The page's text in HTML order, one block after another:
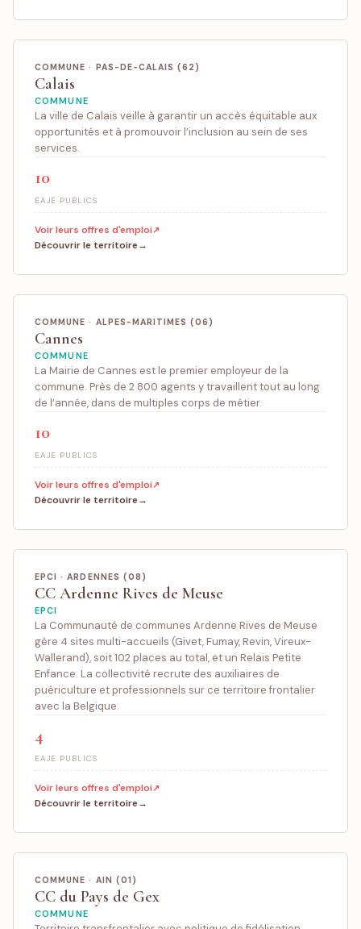
COMMUNE · PAS-DE-CALAIS (62)
Calais
COMMUNE
La ville de Calais veille à garantir un accès équitable aux
opportunités et à promouvoir l’inclusion au sein de ses
services.
10
EAJE PUBLICS
Voir leurs offres d'emploi
Découvrir le territoire
COMMUNE · ALPES-MARITIMES (06)
Cannes
COMMUNE
La Mairie de Cannes est le premier employeur de la
commune. Près de 2 800 agents y travaillent tout au long
de l’année, dans de multiples corps de métier.
10
EAJE PUBLICS
Voir leurs offres d'emploi
Découvrir le territoire
EPCI · ARDENNES (08)
CC Ardenne Rives de Meuse
EPCI
La Communauté de communes Ardenne Rives de Meuse
gère 4 sites multi-accueils (Givet, Fumay, Revin, Vireux-
Wallerand), soit 102 places au total, et un Relais Petite
Enfance. La collectivité recrute des auxiliaires de
puériculture et professionnels sur ce territoire frontalier
avec la Belgique.
4
EAJE PUBLICS
Voir leurs offres d'emploi
Découvrir le territoire
COMMUNE · AIN (01)
CC du Pays de Gex
COMMUNE